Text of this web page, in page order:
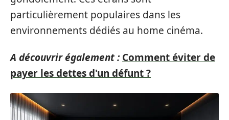
particulièrement populaires dans les
environnements dédiés au home cinéma.
A découvrir également : Comment éviter de
payer les dettes d'un défunt ?